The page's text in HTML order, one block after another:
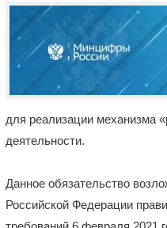
для реализации механизма
деятельности.
Данное обязательство
Российской Федерации